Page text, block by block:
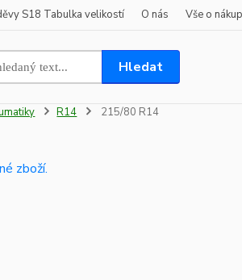
S18 Tabulka velikostí O nás Vše o
Hledat
R14 215/80 R14
zboží.